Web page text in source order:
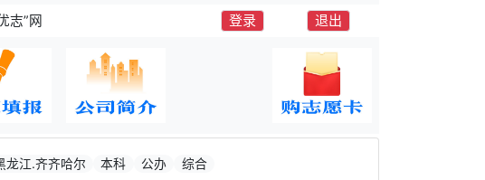
志”网 登录 退出
龙江.齐齐哈尔 本科 公办 综合